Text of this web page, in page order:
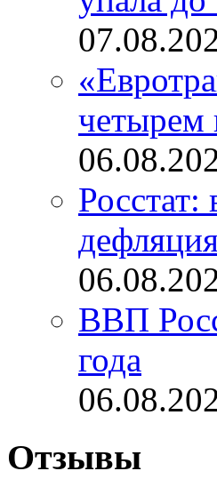
четырем
Росстат:
ВВП
года
Отзывы